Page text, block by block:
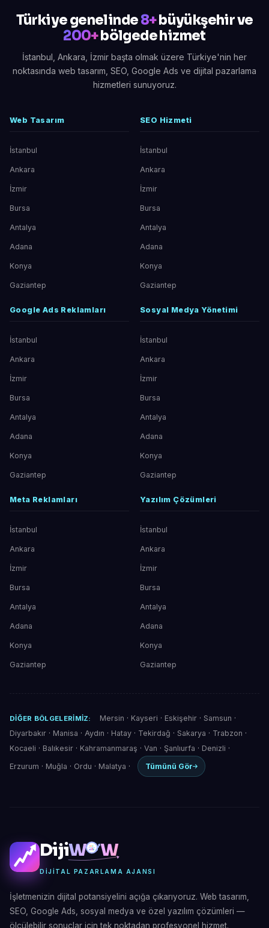
Türkiye genelinde8+büyükşehir ve
200+bölgede hizmet
İstanbul, Ankara, İzmir başta olmak üzere Türkiye'nin her
noktasında web tasarım, SEO, Google Ads ve dijital pazarlama
hizmetleri sunuyoruz.
Web Tasarım
İstanbul
Ankara
İzmir
Bursa
Antalya
Adana
Konya
Gaziantep
SEO Hizmeti
İstanbul
Ankara
İzmir
Bursa
Antalya
Adana
Konya
Gaziantep
Google Ads Reklamları
İstanbul
Ankara
İzmir
Bursa
Antalya
Adana
Konya
Gaziantep
Sosyal Medya Yönetimi
İstanbul
Ankara
İzmir
Bursa
Antalya
Adana
Konya
Gaziantep
Meta Reklamları
İstanbul
Ankara
İzmir
Bursa
Antalya
Adana
Konya
Gaziantep
Yazılım Çözümleri
İstanbul
Ankara
İzmir
Bursa
Antalya
Adana
Konya
Gaziantep
DIĞER BÖLGELERIMIZ: Mersin · Kayseri · Eskişehir· Samsun ·
Diyarbakır · Manisa · Aydın · Hatay · Tekirdağ · Sakarya · Trabzon ·
Kocaeli · Balıkesir · Kahramanmaraş · Van · Şanlıurfa · Denizli ·
Erzurum · Muğla · Ordu · Malatya · Tümünü Gör
DijiW W
DIJITAL PAZARLAMA AJANSI
İşletmenizin dijital potansiyelini açığa çıkarıyoruz. Web tasarım,
SEO, Google Ads, sosyal medya ve özel yazılım çözümleri —
ölçülebilir sonuçlar için tek noktadan profesyonel hizmet.